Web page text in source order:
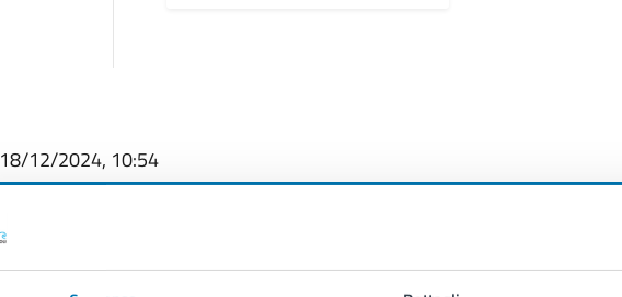
18/12/2024, 10:54